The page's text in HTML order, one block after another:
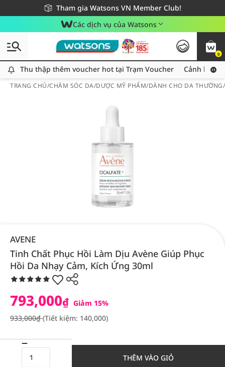
Tham gia Watsons VN Member Club!
Miễn phí giao hàng cho đơn hàng từ 249,000Đ
Giao hàng nhanh 24h - Áp dụng khu vực TP. Hồ Chí Minh
Các dịch vụ của Watsons
0
Thu thập thêm voucher hot tại Trạm Voucher
Thu thập thêm voucher hot tại Trạm Voucher Cảnh báo
TRANG CHỦ/CHĂM SÓC DA/DƯỢC MỸ PHẨM/DÀNH CHO DA
AVENE
Tinh Chất Phục Hồi Làm Dịu Avène Giúp Phục
Hồi Da Nhạy Cảm, Kích Ứng 30ml
793,000₫ Giảm 15%
933,000₫(Tiết kiệm: 140,000)
THÊM VÀO GIỎ